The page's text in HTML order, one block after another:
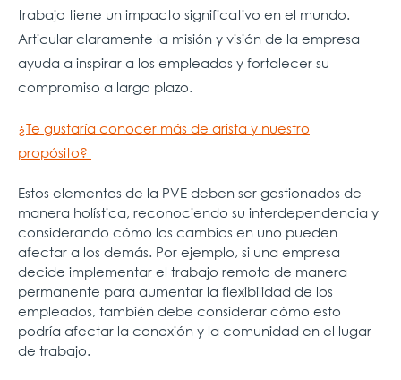
trabajo tiene un impacto significativo en el mundo.
Articular claramente la misión y visión de la empresa
ayuda a inspirar a los empleados y fortalecer su
compromiso a largo plazo.
¿Te gustaría conocer más de arista y nuestro
propósito?
Estos elementos de la PVE deben ser gestionados de
manera holística, reconociendo su interdependencia y
considerando cómo los cambios en uno pueden
afectar a los demás. Por ejemplo, si una empresa
decide implementar el trabajo remoto de manera
permanente para aumentar la flexibilidad de los
empleados, también debe considerar cómo esto
podría afectar la conexión y la comunidad en el lugar
de trabajo.